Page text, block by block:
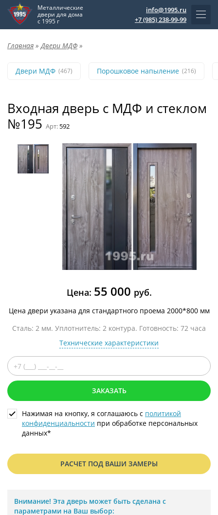
Металлические
двери для дома
с 1995 г
info@1995.ru
+7 (985) 238-99-99
Главная » Двери МДФ »
Двери МДФ (467) Порошковое напыление (216)
Входная дверь с МДФ и стеклом
№195 Арт: 592
Цена: 55 000 руб.
Цена двери указана для стандартного проема 2000*800 мм
Сталь: 2 мм. Уплотнитель: 2 контура. Готовность: 72 часа
Технические характеристики
ЗАКАЗАТЬ
Нажимая на кнопку, я соглашаюсь с политикой
конфиденциальности при обработке персональных
данных*
РАСЧЕТ ПОД ВАШИ ЗАМЕРЫ
Внимание! Эта дверь может быть сделана с
параметрами на Ваш выбор: